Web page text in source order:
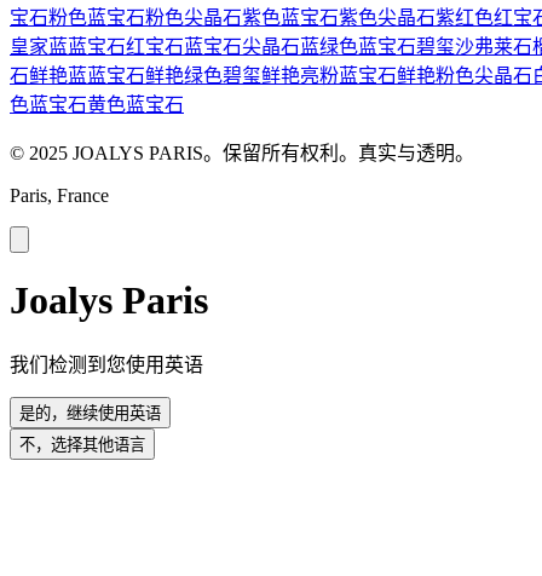
宝石粉色蓝宝石粉色尖晶石紫色蓝宝石紫色尖晶石紫红色红宝
皇家蓝蓝宝石红宝石蓝宝石尖晶石蓝绿色蓝宝石碧玺沙弗莱石
石鲜艳蓝蓝宝石鲜艳绿色碧玺鲜艳亮粉蓝宝石鲜艳粉色尖晶石
色蓝宝石黄色蓝宝石
© 2025 JOALYS PARIS。保留所有权利。真实与透明。
Paris, France
Joalys Paris
我们检测到您使用英语
是的，继续使用英语
不，选择其他语言